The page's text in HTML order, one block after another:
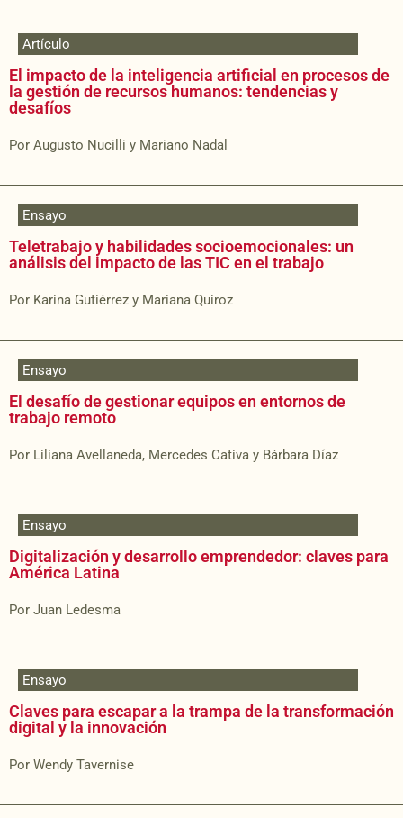
Artículo
El impacto de la inteligencia artificial en procesos de
la gestión de recursos humanos: tendencias y
desafíos
Por Augusto Nucilli y Mariano Nadal
Ensayo
Teletrabajo y habilidades socioemocionales: un
análisis del impacto de las TIC en el trabajo
Por Karina Gutiérrez y Mariana Quiroz
Ensayo
El desafío de gestionar equipos en entornos de
trabajo remoto
Por Liliana Avellaneda, Mercedes Cativa y Bárbara Díaz
Ensayo
Digitalización y desarrollo emprendedor: claves para
América Latina
Por Juan Ledesma
Ensayo
Claves para escapar a la trampa de la transformación
digital y la innovación
Por Wendy Tavernise